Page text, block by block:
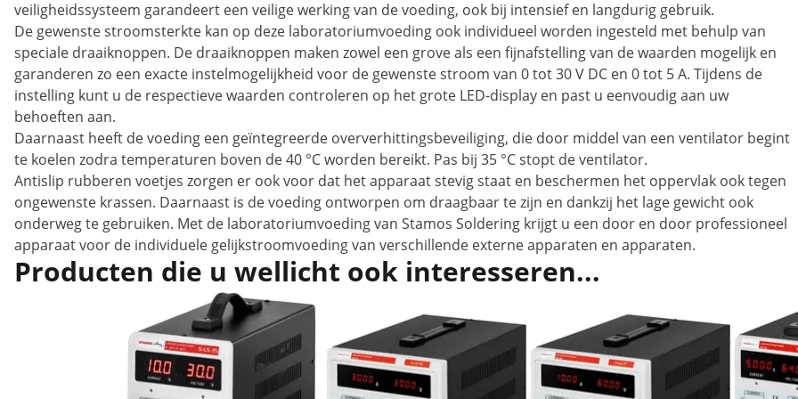
veiligheidssysteem garandeert een veilige werking van de voeding, ook bij intensief en langdurig gebruik.
De gewenste stroomsterkte kan op deze laboratoriumvoeding ook individueel worden ingesteld met behulp van
speciale draaiknoppen. De draaiknoppen maken zowel een grove als een fijnafstelling van de waarden mogelijk en
garanderen zo een exacte instelmogelijkheid voor de gewenste stroom van 0 tot 30 V DC en 0 tot 5 A. Tijdens de
instelling kunt u de respectieve waarden controleren op het grote LED-display en past u eenvoudig aan uw
behoeften aan.
Daarnaast heeft de voeding een geïntegreerde oververhittingsbeveiliging, die door middel van een ventilator begint
te koelen zodra temperaturen boven de 40 °C worden bereikt. Pas bij 35 °C stopt de ventilator.
Antislip rubberen voetjes zorgen er ook voor dat het apparaat stevig staat en beschermen het oppervlak ook tegen
ongewenste krassen. Daarnaast is de voeding ontworpen om draagbaar te zijn en dankzij het lage gewicht ook
onderweg te gebruiken. Met de laboratoriumvoeding van Stamos Soldering krijgt u een door en door professioneel
apparaat voor de individuele gelijkstroomvoeding van verschillende externe apparaten en apparaten.
Producten die u wellicht ook interesseren...